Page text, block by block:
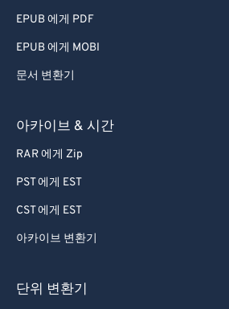
EPUB 에게 PDF
EPUB 에게 MOBI
문서 변환기
아카이브 & 시간
RAR 에게 Zip
PST 에게 EST
CST 에게 EST
아카이브 변환기
단위 변환기